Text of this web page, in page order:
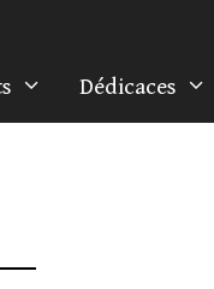
Dédicaces